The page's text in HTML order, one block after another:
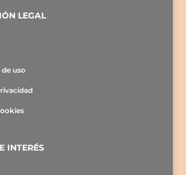
LEGAL
uso
INTERÉS